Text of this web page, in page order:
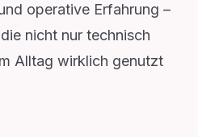
operative Erfahrung –
nicht nur technisch
Alltag wirklich genutzt